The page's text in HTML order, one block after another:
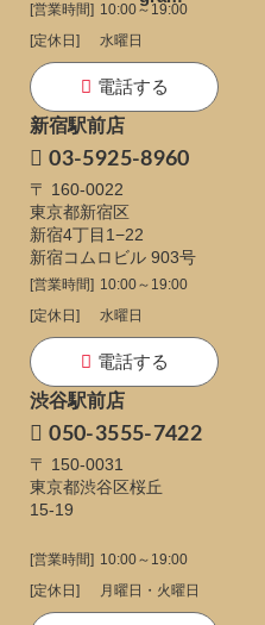
[営業時間] 10:00～19:00
[定休日]
水曜日
電話する
新宿駅前店
03-5925-8960
〒 160-0022
東京都新宿区
新宿4丁目1−22
新宿コムロビル 903号
[営業時間] 10:00～19:00
[定休日]
水曜日
電話する
渋谷駅前店
050-3555-7422
〒 150-0031
東京都渋谷区桜丘
15-19
[営業時間] 10:00～19:00
[定休日]
月曜日・火曜日